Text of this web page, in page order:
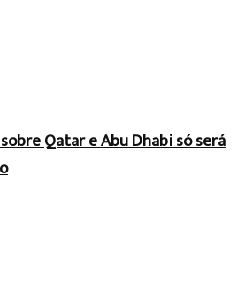
Qatar e Abu Dhabi só será